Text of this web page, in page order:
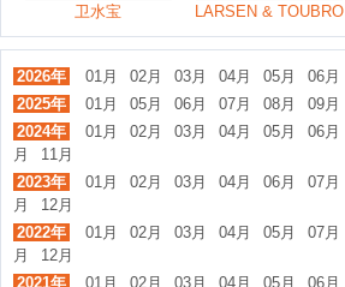
卫水宝 LARSEN & TOUBRO
2026年 01月 02月 03月 04月 05月 06月
2025年
01月 05月 06月 07月 08月 09月
2024年
01月 02月 03月 04月 05月 06月
月
11月
2023年
01月 02月 03月 04月 06月 07月
月
12月
2022年
01月 02月 03月 04月 05月 07月
月
12月
2021年
01月 02月 03月 04月 05月 06月